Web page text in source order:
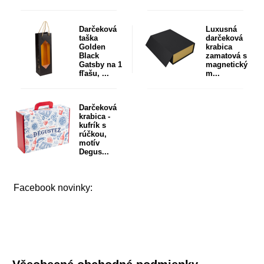
Darčeková
taška
Golden
Black
Gatsby na 1
fľašu, ...
Luxusná
darčeková
krabica
zamatová s
magnetický
m...
Darčeková
krabica -
kufrík s
rúčkou,
motív
Degus...
Facebook novinky: